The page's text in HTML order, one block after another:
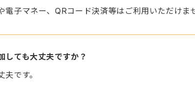
電子マネー、QRコード決済等はご利用いただけま
しても大丈夫ですか？
です。